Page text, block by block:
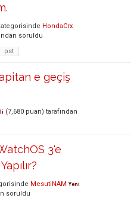
HondaCrx
soruldu
pst
e geçiş
(7,680 puan) tarafından
3'e
MesutiNAM Yeni
soruldu